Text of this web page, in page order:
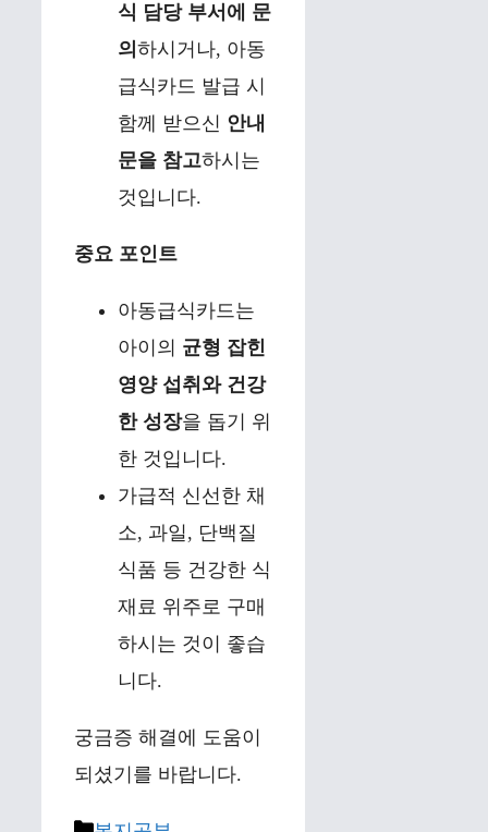
식 담당 부서에 문
의 하시거나, 아동
급식카드 발급 시
함께 받으신 안내
문을 참고하시는
것입니다.
중요 포인트
아동급식카드는
아이의 균형 잡힌
영양 섭취와 건강
한 성장을 돕기 위
한 것입니다.
가급적 신선한 채
소, 과일, 단백질
식품 등 건강한 식
재료 위주로 구매
하시는 것이 좋습
니다.
궁금증 해결에 도움이
되셨기를 바랍니다.